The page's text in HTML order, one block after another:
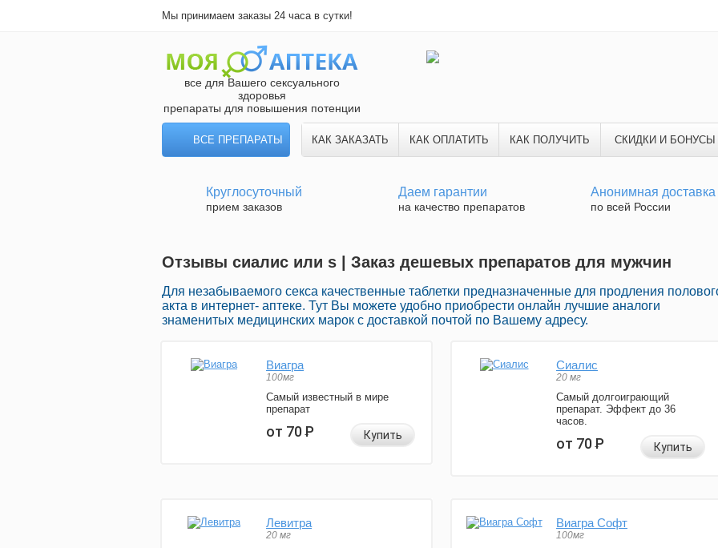
Мы принимаем заказы 24 часа в сутки!
все для Вашего сексуального
здоровья
препараты для повышения потенции
ВСЕ ПРЕПАРАТЫ КАК ЗАКАЗАТЬ КАК ОПЛАТИТЬ КАК ПОЛУЧИТЬ СКИДКИ И БОНУСЫ
Круглосуточный
прием заказов
Даем гарантии
на качество препаратов
Анонимная доставка
по всей России
Отзывы сиалис или s | Заказ дешевых препаратов для мужчин
Для незабываемого секса качественные таблетки предназначенные для продления
акта в интернет- аптеке. Тут Вы можете удобно приобрести онлайн лучшие аналоги
знаменитых медицинских марок с доставкой почтой по Вашему адресу.
Виагра
100мг
Самый известный в мире
препарат
от 70Р Купить
Сиалис
20 мг
Самый долгоиграющий
препарат. Эффект до 36
часов.
от 70Р Купить
Левитра
20 мг
Виагра Софт
100мг